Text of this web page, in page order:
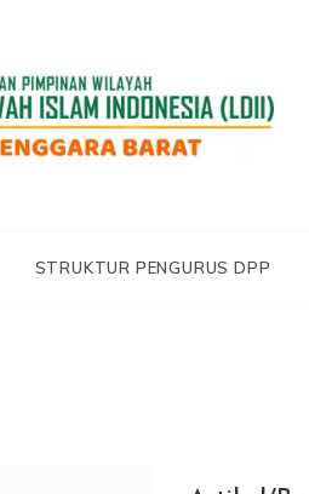
STRUKTUR PENGURUS DPP